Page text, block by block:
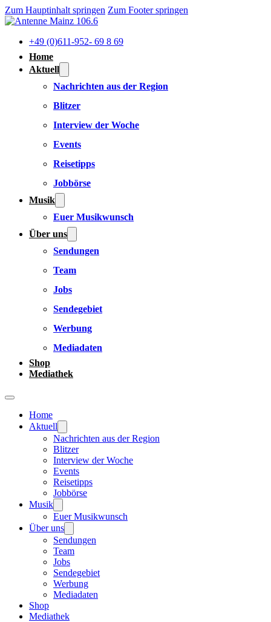
Zum Hauptinhalt springen Zum Footer springen
+49 (0)611-952- 69 8 69
Home
Aktuell
Nachrichten aus der Region
Blitzer
Interview der Woche
Events
Reisetipps
Jobbörse
Musik
Euer Musikwunsch
Über uns
Sendungen
Team
Jobs
Sendegebiet
Werbung
Mediadaten
Shop
Mediathek
Home
Aktuell
Nachrichten aus der Region
Blitzer
Interview der Woche
Events
Reisetipps
Jobbörse
Musik
Euer Musikwunsch
Über uns
Sendungen
Team
Jobs
Sendegebiet
Werbung
Mediadaten
Shop
Mediathek